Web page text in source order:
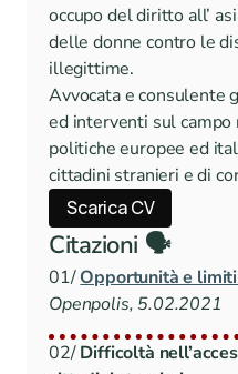
occupo del diritto all’
delle donne contro le
illegittime.
Avvocata e consulente
ed interventi sul
politiche europee ed
cittadini stranieri e di
Scarica CV
Citazioni 🗣️
01/ Opportunità e
Openpolis, 5.02.2021
02/ Difficoltà